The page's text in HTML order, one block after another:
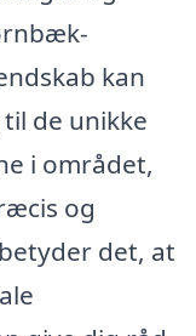
kan
de unikke
i området,
og
det, at